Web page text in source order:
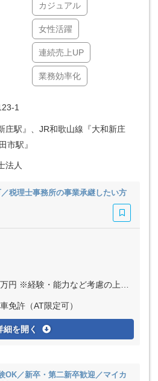
カジュアル
女性活躍
連続売上UP
業務効率化
1
庄駅』、JR和歌山線『大和新庄
市駅』
法人
税理士事務所の事業承継したい方
力など考慮の上、決定いたします ※残業代は全額支給
免許（AT限定可）
細を開く
OK／新卒・第二新卒歓迎／マイカ